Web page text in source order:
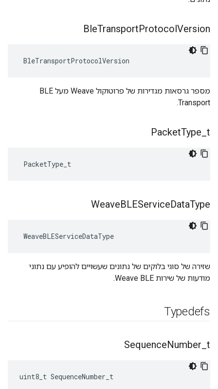
BleTransportProtocolVersion
BleTransportProtocolVersion
מספר גרסאות מגדירות של פרוטוקול Weave מעל BLE
Transport.
PacketType t
PacketType_t
WeaveBLEServiceDataType
WeaveBLEServiceDataType
שזירה של סוגי בלוקים של נתונים שעשויים להופיע עם נתוני
מודעות של שירות Weave BLE.
Typedefs
SequenceNumber t
uint8_t SequenceNumber_t